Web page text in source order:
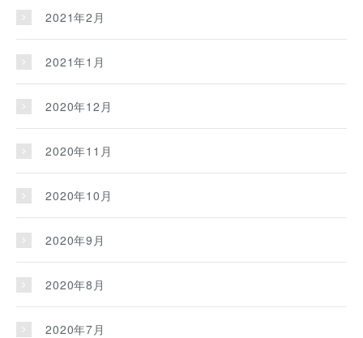
2021年2月
2021年1月
2020年12月
2020年11月
2020年10月
2020年9月
2020年8月
2020年7月